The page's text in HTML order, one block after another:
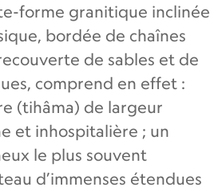
forme granitique inclinée
bordée de chaînes
de sables et de
comprend en effet :
(tihâma) de largeur
et inhospitalière ; un
le plus souvent
d’immenses étendues